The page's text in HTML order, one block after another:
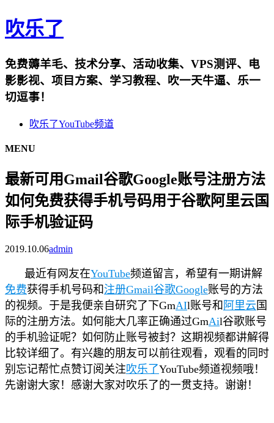
吹乐了
免费薅羊毛、技术分享、活动收集、VPS测评、电
影影视、项目方案、学习教程、吹一天牛逼、乐一
切逗事！
吹乐了YouTube频道
MENU
最新可用Gmail谷歌Google账号注册方法
如何免费获得手机号码用于谷歌阿里云国
际手机验证码
2019.10.06admin
最近有网友在YouTube频道留言，希望有一期讲解
免费获得手机号码和 注册Gmail谷歌Google账号的方法
的视频。于是我便亲自研究了下GmAIl账号和 阿里云 国
际的注册方法。如何能大几率正确通过GmAil谷歌账号
的手机验证呢？如何防止账号被封？这期视频都讲解得
比较详细了。有兴趣的朋友可以前往观看，观看的同时
别忘记帮忙点赞订阅关注吹乐了YouTube频道视频哦！
先谢谢大家！感谢大家对吹乐了的一贯支持。谢谢！